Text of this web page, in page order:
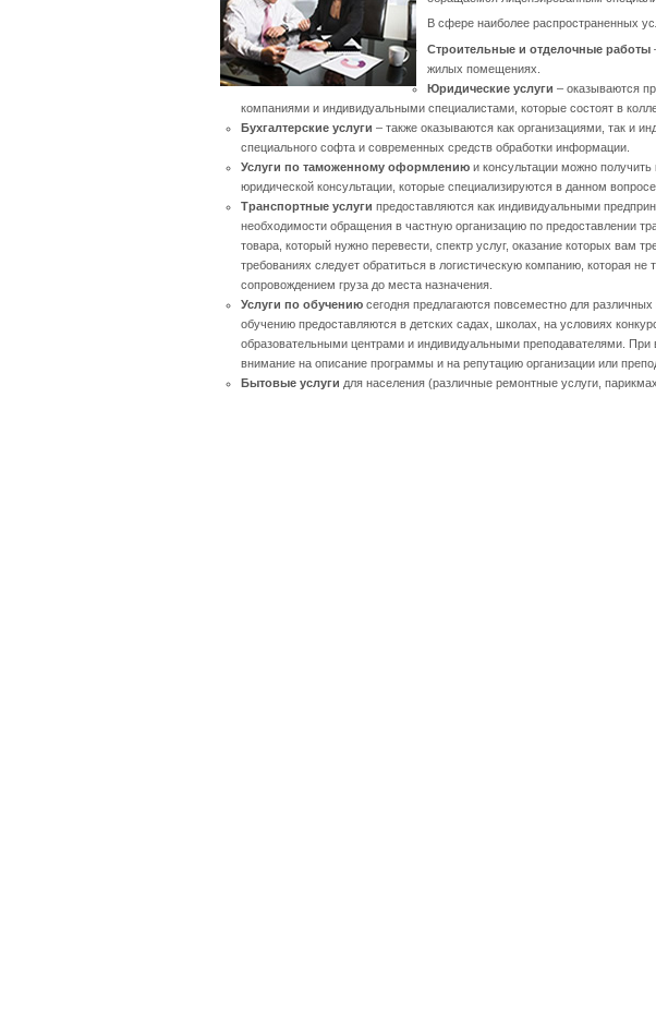
В сфере наиболее распространенных
Строительные и отделочные работы
жилых помещениях.
Юридические услуги – оказываются
компаниями и индивидуальными специалистами, которые состоят в
Бухгалтерские услуги – также оказываются как организациями, так и
специального софта и современных средств обработки информации.
Услуги по таможенному оформлениюи консультации можно получить
юридической консультации, которые специализируются в данном вопросе.
Транспортные услуги предоставляются как индивидуальными
необходимости обращения в частную организацию по предоставлении
товара, который нужно перевести, спектр услуг, оказание которых вам
требованиях следует обратиться в логистическую компанию, которая
сопровождением груза до места назначения.
Услуги по обучениюсегодня предлагаются повсеместно для
обучению предоставляются в детских садах, школах, на условиях
образовательными центрами и индивидуальными преподавателями. При
внимание на описание программы и на репутацию организации или
Бытовые услуги для населения (различные ремонтные услуги,